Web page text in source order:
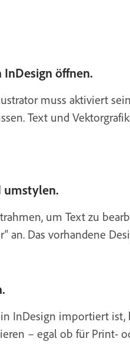
öffnen.
muss aktiviert
Text und
umstylen.
um Text zu
an. Das vorhandene
InDesign importiert
– egal ob für Print-